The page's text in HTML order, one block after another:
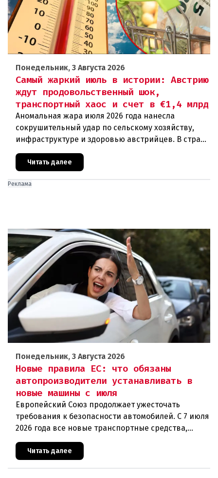
Понедельник, 3 Августа 2026
Самый жаркий июль в истории: Австрию
ждут продовольственный шок,
транспортный хаос и счет в €1,4 млрд
Аномальная жара июля 2026 года нанесла
сокрушительный удар по сельскому хозяйству,
инфраструктуре и здоровью австрийцев. В стране
фиксируются исторические температурные
максимумы, массовая гибель урож
Читать далее
Реклама
Понедельник, 3 Августа 2026
Новые правила ЕС: что обязаны
автопроизводители устанавливать в
новые машины с июля
Европейский Союз продолжает ужесточать
требования к безопасности автомобилей. С 7 июля
2026 года все новые транспортные средства,
обязательном порядке должны
Читать далее